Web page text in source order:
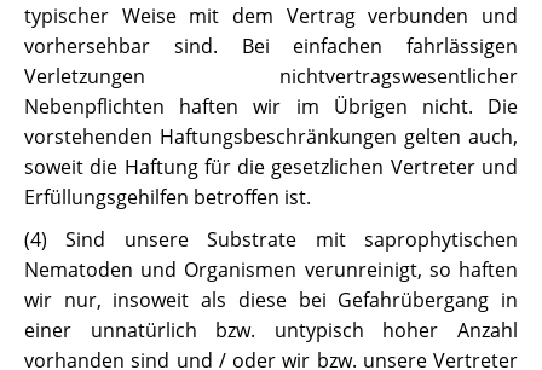
typischer Weise mit dem Vertrag verbunden und
vorhersehbar sind. Bei einfachen fahrlässigen
Verletzungen nichtvertragswesentlicher
Nebenpflichten haften wir im Übrigen nicht. Die
vorstehenden Haftungsbeschränkungen gelten auch,
soweit die Haftung für die gesetzlichen Vertreter und
Erfüllungsgehilfen betroffen ist.
(4) Sind unsere Substrate mit saprophytischen
Nematoden und Organismen verunreinigt, so haften
wir nur, insoweit als diese bei Gefahrübergang in
einer unnatürlich bzw. untypisch hoher Anzahl
vorhanden sind und / oder wir bzw. unsere Vertreter